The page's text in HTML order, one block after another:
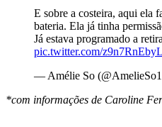
E sobre a costeira, aqui ela
bateria. Ela já tinha
Já estava programado a
pic.twitter.com/z9n7RnEbyL
— Amélie So
*com informações de Caroline